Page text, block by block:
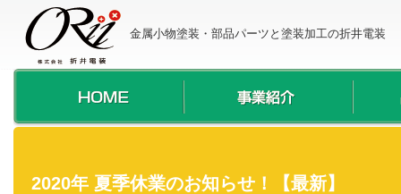
金属小物塗装・部品パーツと塗装加工の折井電装
2020年 夏季休業のお知らせ！【最新】